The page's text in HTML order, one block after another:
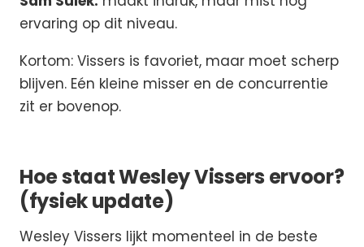
ervaring op dit niveau.
Kortom: Vissers is favoriet, maar moet scherp
blijven. Eén kleine misser en de concurrentie
zit er bovenop.
Hoe staat Wesley Vissers ervoor?
(fysiek update)
Wesley Vissers lijkt momenteel in de beste